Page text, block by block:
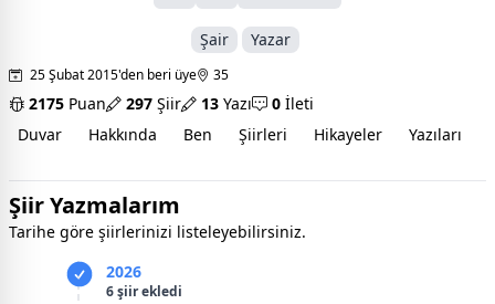
Şair Yazar
25 Şubat 2015'den beri üye 35
2175 Puan 297 Şiir 13 Yazı 0 İleti
Duvar
Hakkında Ben Şiirleri Hikayeler Yazıları
Şiir Yazmalarım
Tarihe göre şiirlerinizi listeleyebilirsiniz.
2026
6 şiir ekledi